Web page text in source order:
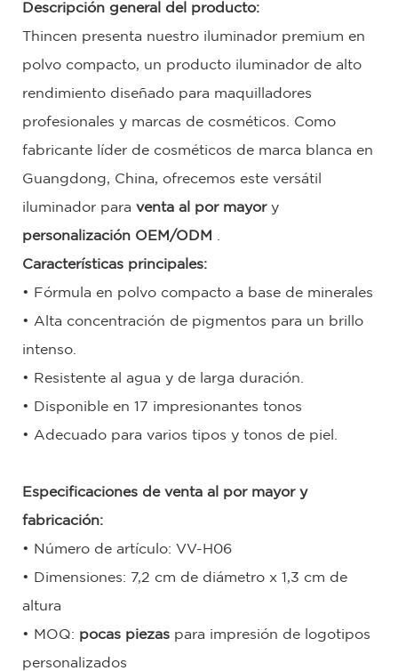
Descripción general del producto:
Thincen presenta nuestro iluminador premium en
polvo compacto, un producto iluminador de alto
rendimiento diseñado para maquilladores
profesionales y marcas de cosméticos. Como
fabricante líder de cosméticos de marca blanca en
Guangdong, China, ofrecemos este versátil
iluminador para venta al por mayory
personalización OEM/ODM
Características principales:
• Fórmula en polvo compacto a base de minerales
• Alta concentración de pigmentos para un brillo
intenso.
• Resistente al agua y de larga duración.
• Disponible en 17 impresionantes tonos
• Adecuado para varios tipos y tonos de piel.
Especificaciones de venta al por mayor y
fabricación:
• Número de artículo: VV-H06
• Dimensiones: 7,2 cm de diámetro x 1,3 cm de
altura
• MOQ: pocas piezas para impresión de logotipos
personalizados